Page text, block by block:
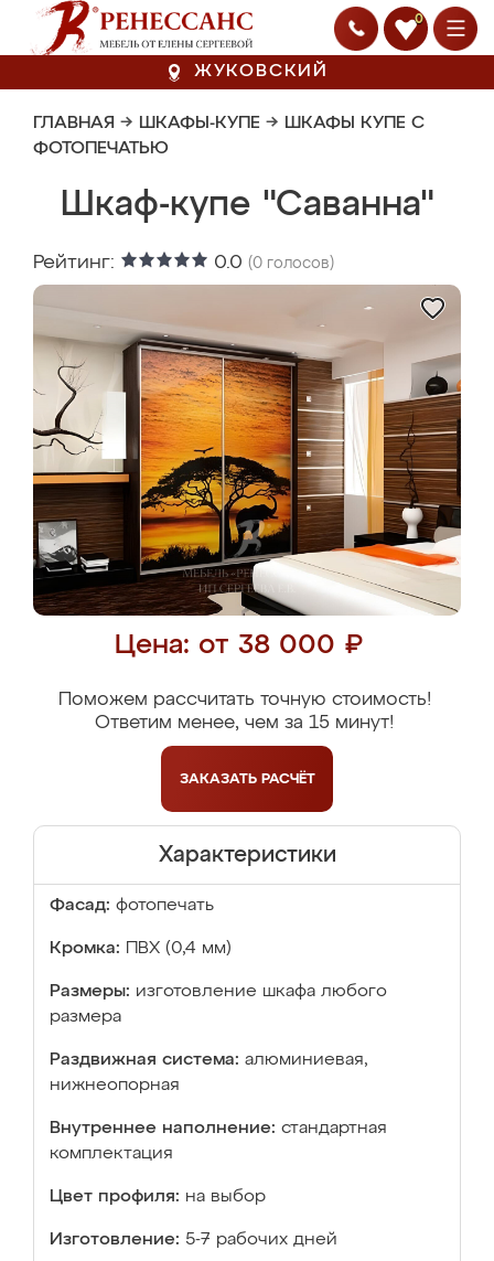
0
ЖУКОВСКИЙ
ГЛАВНАЯ → ШКАФЫ-КУПЕ → ШКАФЫ КУПЕ С
ФОТОПЕЧАТЬЮ
Шкаф-купе "Саванна"
Рейтинг: 0.0 (0 голосов)
Цена: от 38 000 ₽
Поможем рассчитать точную стоимость!
Ответим менее, чем за 15 минут!
ЗАКАЗАТЬ РАСЧЁТ
Характеристики
Фасад: фотопечать
Кромка: ПВХ (0,4 мм)
Размеры: изготовление шкафа любого
размера
Раздвижная система: алюминиевая,
нижнеопорная
Внутреннее наполнение: стандартная
комплектация
Цвет профиля: на выбор
Изготовление: 5-7 рабочих дней